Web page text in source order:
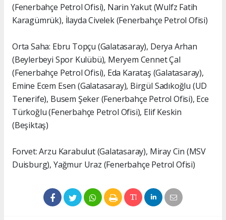
(Fenerbahçe Petrol Ofisi), Narin Yakut (Wulfz Fatih
Karagümrük), İlayda Civelek (Fenerbahçe Petrol Ofisi)
Orta Saha: Ebru Topçu (Galatasaray), Derya Arhan
(Beylerbeyi Spor Kulübü), Meryem Cennet Çal
(Fenerbahçe Petrol Ofisi), Eda Karataş (Galatasaray),
Emine Ecem Esen (Galatasaray), Birgül Sadıkoğlu (UD
Tenerife), Busem Şeker (Fenerbahçe Petrol Ofisi), Ece
Türkoğlu (Fenerbahçe Petrol Ofisi), Elif Keskin
(Beşiktaş)
Forvet: Arzu Karabulut (Galatasaray), Miray Cin (MSV
Duisburg), Yağmur Uraz (Fenerbahçe Petrol Ofisi)